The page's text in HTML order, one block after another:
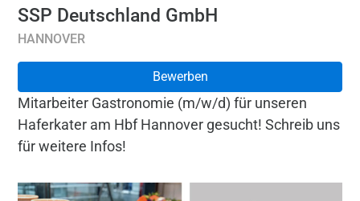
SSP Deutschland GmbH
HANNOVER
Bewerben
Mitarbeiter Gastronomie (m/w/d) für unseren
Haferkater am Hbf Hannover gesucht! Schreib uns
für weitere Infos!